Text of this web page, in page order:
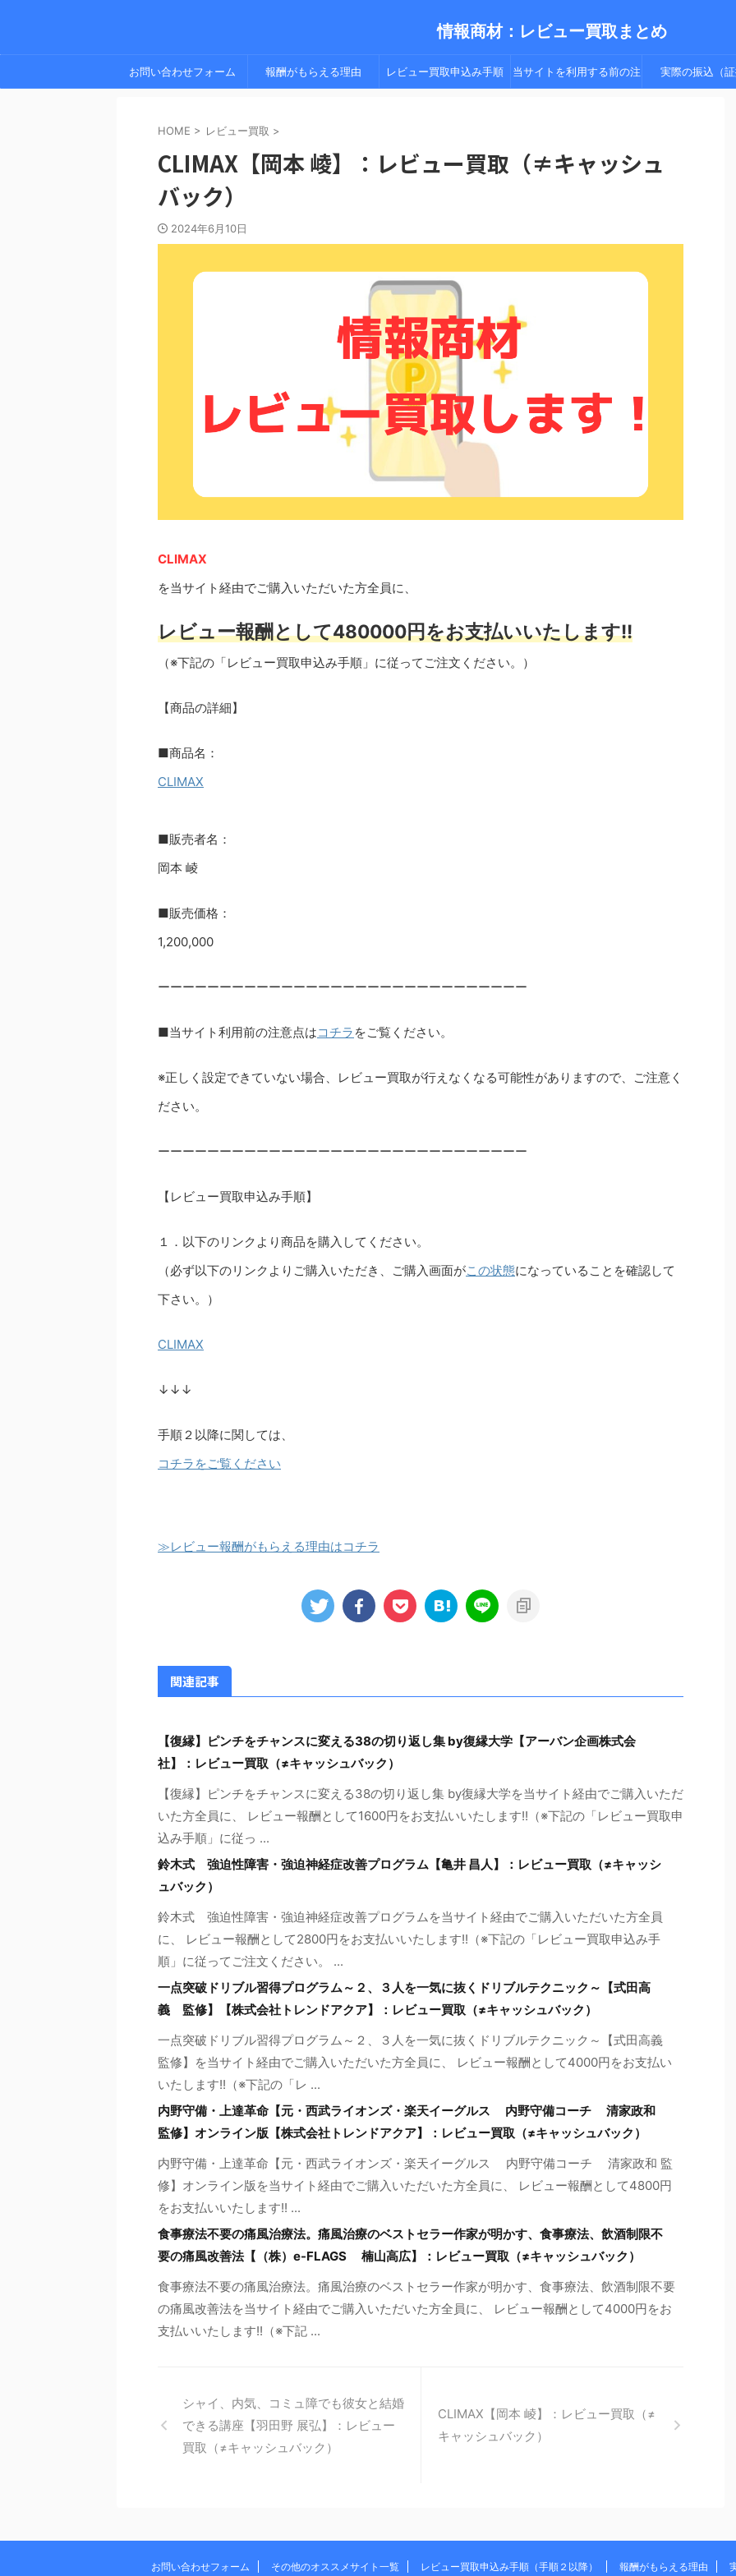
情報商材：レビュー買取まとめ
お問い合わせフォーム 報酬がもらえる理由 レビュー買取申込み手順 当サイトを利用する前の注 実際の振込（証
HOME > レビュー買取 >
CLIMAX【岡本 崚】：レビュー買取（≠キャッシュ
バック）
2024年6月10日
CLIMAX
を当サイト経由でご購入いただいた方全員に、
レビュー報酬として480000円をお支払いいたします!!
（※下記の「レビュー買取申込み手順」に従ってご注文ください。）
【商品の詳細】
■商品名：
CLIMAX
■販売者名：
岡本 崚
■販売価格：
1,200,000
ーーーーーーーーーーーーーーーーーーーーーーーーーーーーーー
■当サイト利用前の注意点はコチラ をご覧ください。
※正しく設定できていない場合、レビュー買取が行えなくなる可能性がありますので、ご注意く
ださい。
ーーーーーーーーーーーーーーーーーーーーーーーーーーーーーー
【レビュー買取申込み手順】
１．以下のリンクより商品を購入してください。
（必ず以下のリンクよりご購入いただき、ご購入画面がこの状態になっていることを確認して
下さい。）
CLIMAX
↓↓↓
手順２以降に関しては、
コチラをご覧ください
≫レビュー報酬がもらえる理由はコチラ
関連記事
【復縁】ピンチをチャンスに変える38の切り返し集 by復縁大学【アーバン企画株式会
社】：レビュー買取（≠キャッシュバック）
【復縁】ピンチをチャンスに変える38の切り返し集 by復縁大学を当サイト経由でご購入いただ
いた方全員に、 レビュー報酬として1600円をお支払いいたします!!（※下記の「レビュー買取申
込み手順」に従っ ...
鈴木式 強迫性障害・強迫神経症改善プログラム【亀井 昌人】：レビュー買取（≠キャッシ
ュバック）
鈴木式 強迫性障害・強迫神経症改善プログラムを当サイト経由でご購入いただいた方全員
に、 レビュー報酬として2800円をお支払いいたします!!（※下記の「レビュー買取申込み手
順」に従ってご注文ください。 ...
一点突破ドリブル習得プログラム～２、３人を一気に抜くドリブルテクニック～【式田高
義 監修】【株式会社トレンドアクア】：レビュー買取（≠キャッシュバック）
一点突破ドリブル習得プログラム～２、３人を一気に抜くドリブルテクニック～【式田高義
監修】を当サイト経由でご購入いただいた方全員に、 レビュー報酬として4000円をお支払い
いたします!!（※下記の「レ ...
内野守備・上達革命【元・西武ライオンズ・楽天イーグルス 内野守備コーチ 清家政和
監修】オンライン版【株式会社トレンドアクア】：レビュー買取（≠キャッシュバック）
内野守備・上達革命【元・西武ライオンズ・楽天イーグルス 内野守備コーチ 清家政和 監
修】オンライン版を当サイト経由でご購入いただいた方全員に、 レビュー報酬として4800円
をお支払いいたします!! ...
食事療法不要の痛風治療法。痛風治療のベストセラー作家が明かす、食事療法、飲酒制限不
要の痛風改善法【（株）e-FLAGS 楠山高広】：レビュー買取（≠キャッシュバック）
食事療法不要の痛風治療法。痛風治療のベストセラー作家が明かす、食事療法、飲酒制限不要
の痛風改善法を当サイト経由でご購入いただいた方全員に、 レビュー報酬として4000円をお
支払いいたします!!（※下記 ...
シャイ、内気、コミュ障でも彼女と結婚
できる講座【羽田野 展弘】：レビュー
買取（≠キャッシュバック）
CLIMAX【岡本 崚】：レビュー買取（≠
キャッシュバック）
お問い合わせフォーム その他のオススメサイト一覧 レビュー買取申込み手順（手順２以降） 報酬がもらえる理由